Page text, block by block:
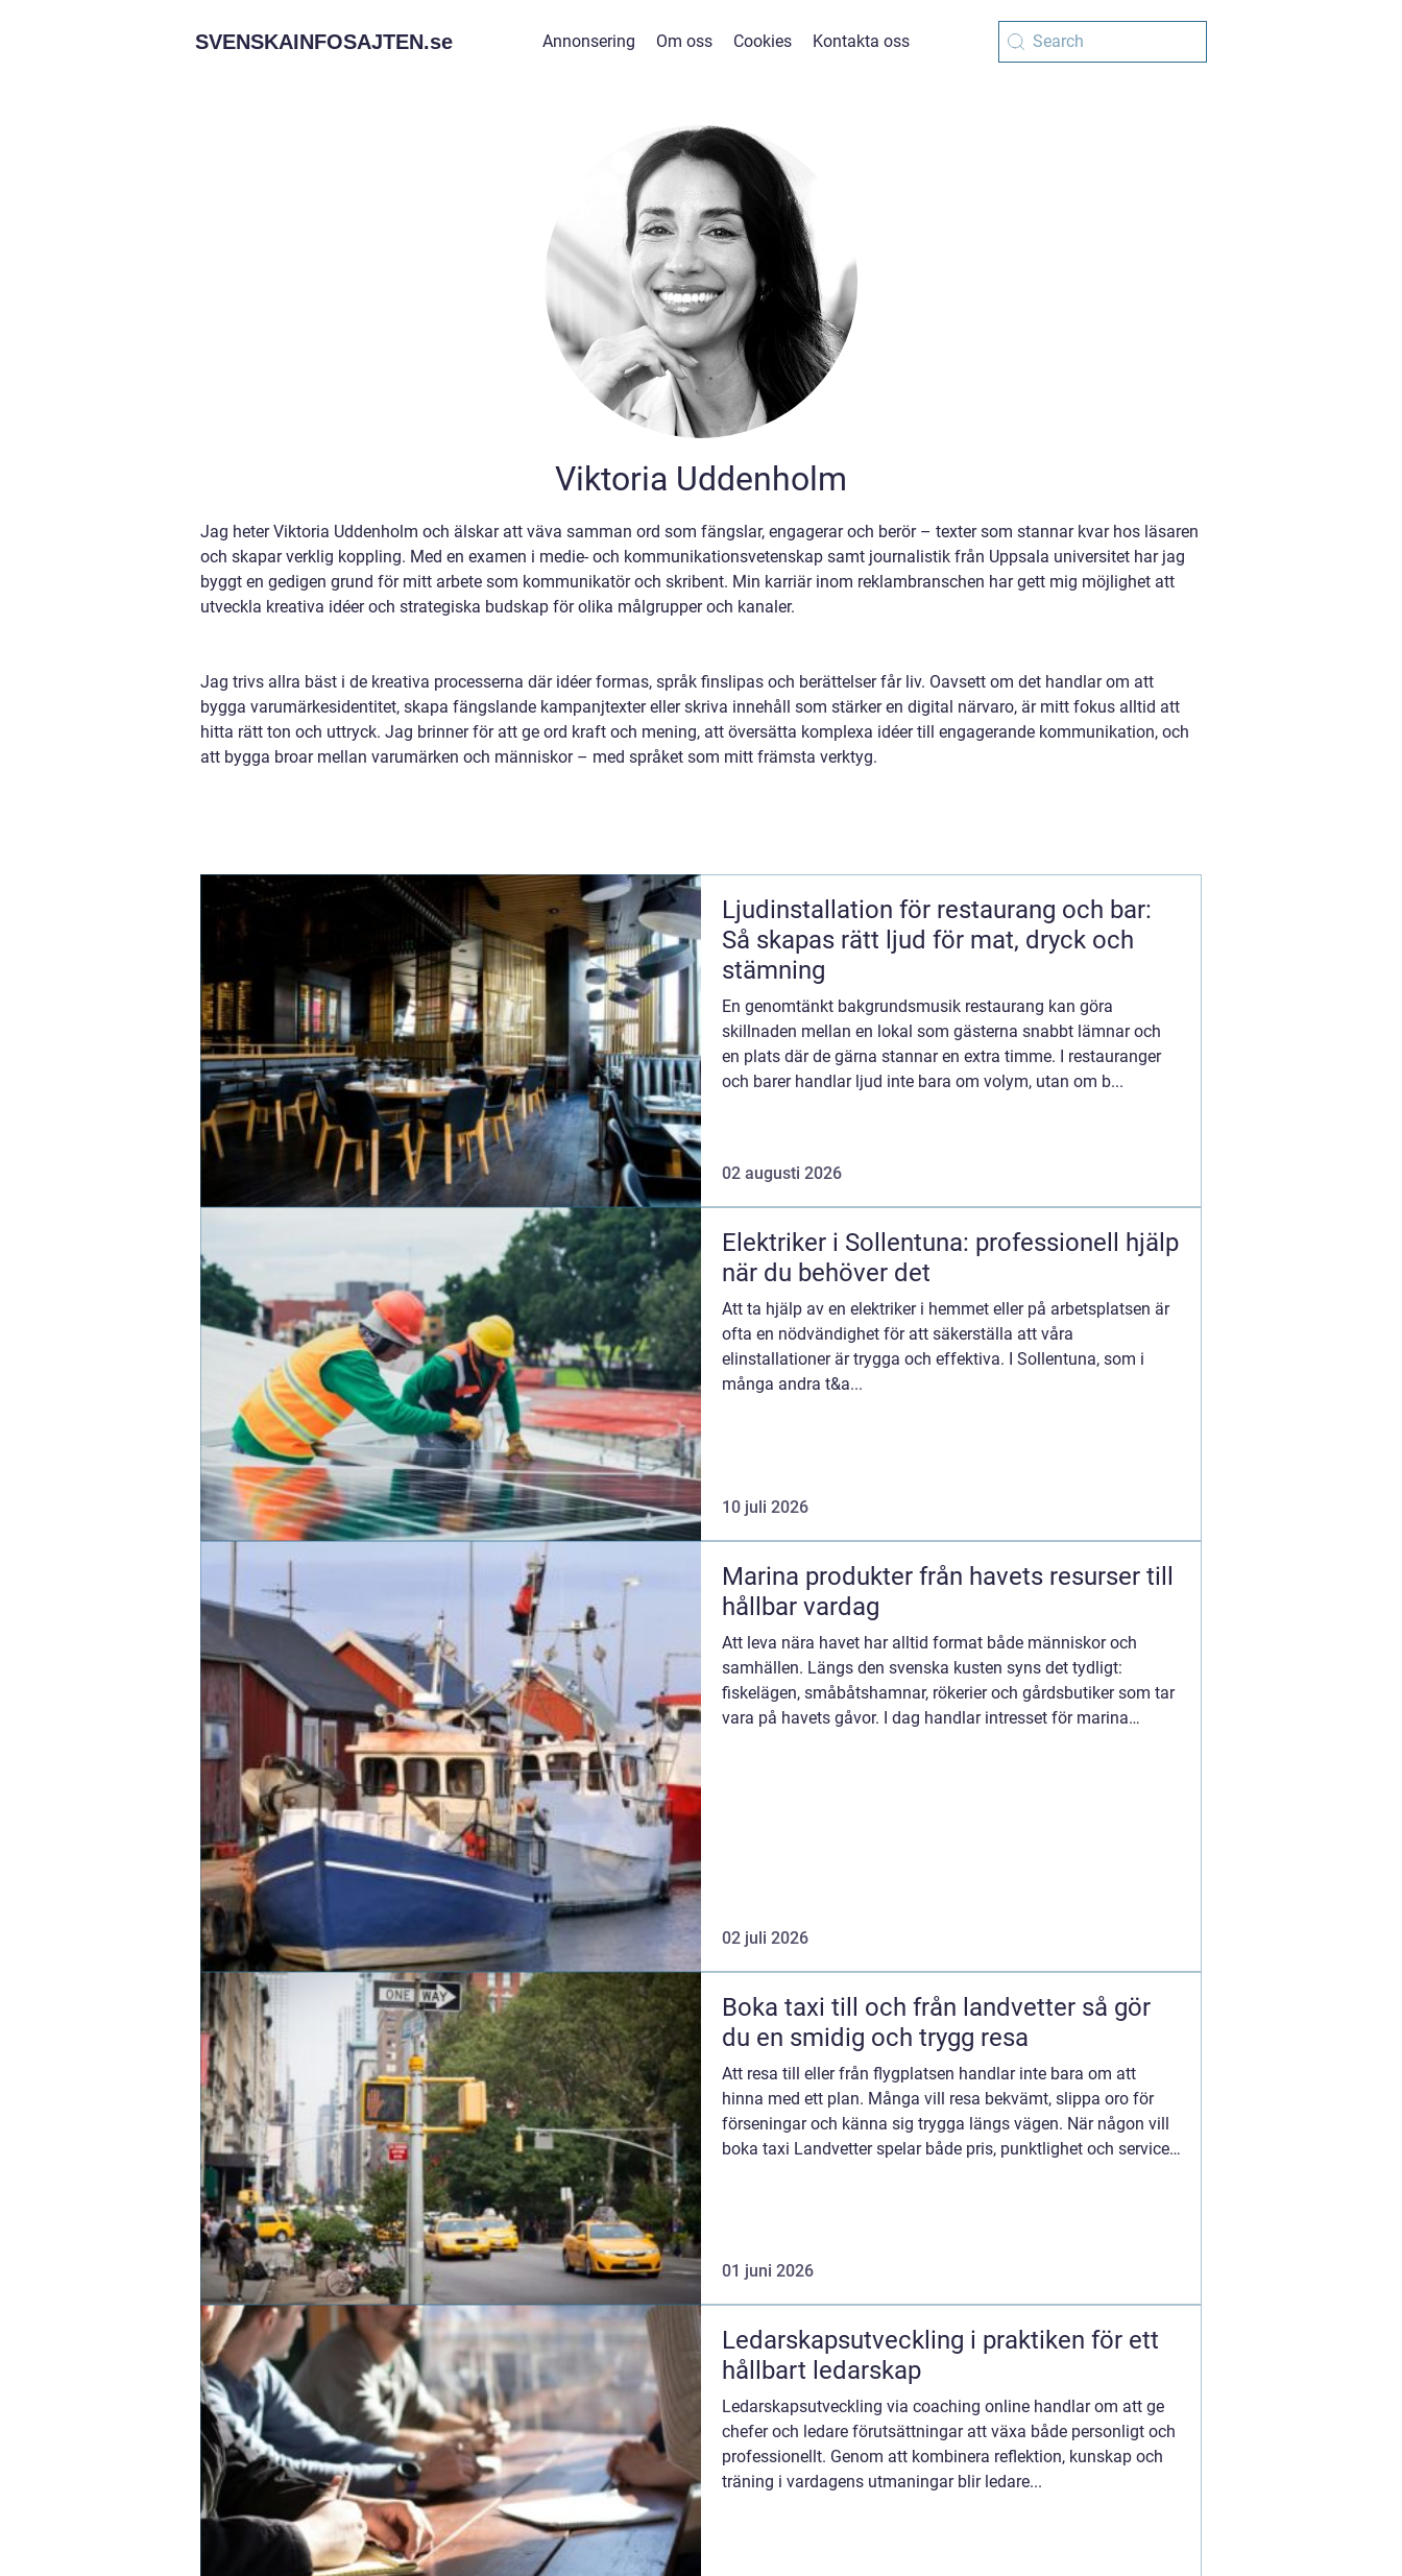
SVENSKAINFOSAJTEN.se Annonsering Om oss Cookies Kontakta oss
Viktoria Uddenholm
Jag heter Viktoria Uddenholm och älskar att väva samman ord som fängslar, engagerar och berör – texter som stannar kvar hos läsaren
och skapar verklig koppling. Med en examen i medie- och kommunikationsvetenskap samt journalistik från Uppsala universitet har jag
byggt en gedigen grund för mitt arbete som kommunikatör och skribent. Min karriär inom reklambranschen har gett mig möjlighet att
utveckla kreativa idéer och strategiska budskap för olika målgrupper och kanaler.
Jag trivs allra bäst i de kreativa processerna där idéer formas, språk finslipas och berättelser får liv. Oavsett om det handlar om att
bygga varumärkesidentitet, skapa fängslande kampanjtexter eller skriva innehåll som stärker en digital närvaro, är mitt fokus alltid att
hitta rätt ton och uttryck. Jag brinner för att ge ord kraft och mening, att översätta komplexa idéer till engagerande kommunikation, och
att bygga broar mellan varumärken och människor – med språket som mitt främsta verktyg.
Ljudinstallation för restaurang och bar:
Så skapas rätt ljud för mat, dryck och
stämning
En genomtänkt bakgrundsmusik restaurang kan göra
skillnaden mellan en lokal som gästerna snabbt lämnar och
en plats där de gärna stannar en extra timme. I restauranger
och barer handlar ljud inte bara om volym, utan om b...
02 augusti 2026
Elektriker i Sollentuna: professionell hjälp
när du behöver det
Att ta hjälp av en elektriker i hemmet eller på arbetsplatsen är
ofta en nödvändighet för att säkerställa att våra
elinstallationer är trygga och effektiva. I Sollentuna, som i
många andra t&a...
10 juli 2026
Marina produkter från havets resurser till
hållbar vardag
Att leva nära havet har alltid format både människor och
samhällen. Längs den svenska kusten syns det tydligt:
fiskelägen, småbåtshamnar, rökerier och gårdsbutiker som tar
vara på havets gåvor. I dag handlar intresset för marina
02 juli 2026
Boka taxi till och från landvetter så gör
du en smidig och trygg resa
Att resa till eller från flygplatsen handlar inte bara om att
hinna med ett plan. Många vill resa bekvämt, slippa oro för
förseningar och känna sig trygga längs vägen. När någon vill
boka taxi Landvetter spelar både pris, punktlighet och service
01 juni 2026
Ledarskapsutveckling i praktiken för ett
hållbart ledarskap
Ledarskapsutveckling via coaching online handlar om att ge
chefer och ledare förutsättningar att växa både personligt och
professionellt. Genom att kombinera reflektion, kunskap och
träning i vardagens utmaningar blir ledare...